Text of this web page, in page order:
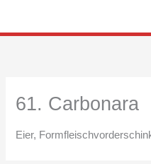
61. Carbonara
Eier,